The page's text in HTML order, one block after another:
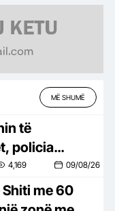
MË SHUMË
të
policia
dy shtetas
4,169 09/08/26
Shiti me 60